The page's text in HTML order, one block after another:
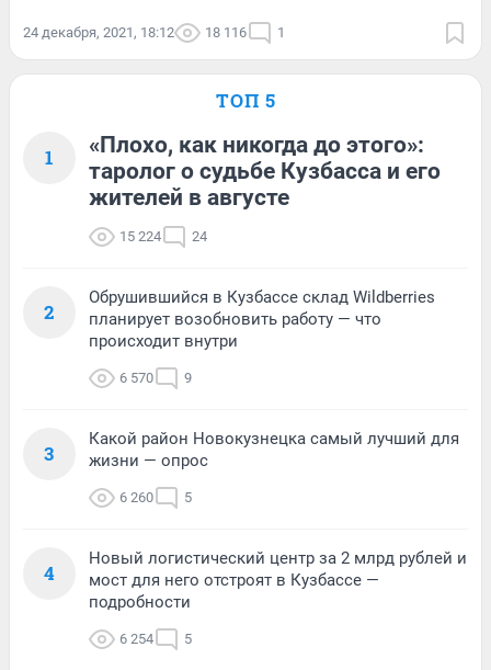
24 декабря, 2021, 18:12 18 116 1
ТОП 5
1
«Плохо, как никогда до этого»:
таролог о судьбе Кузбасса и его
жителей в августе
15 224 24
2
Обрушившийся в Кузбассе склад Wildberries
планирует возобновить работу — что
происходит внутри
6 570 9
3
Какой район Новокузнецка самый лучший для
жизни — опрос
6 260 5
4
Новый логистический центр за 2 млрд рублей и
мост для него отстроят в Кузбассе —
подробности
6 254 5